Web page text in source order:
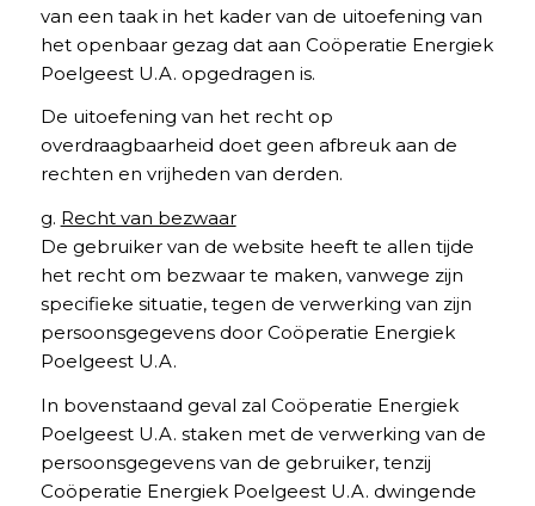
van een taak in het kader van de uitoefening van
het openbaar gezag dat aan Coöperatie Energiek
Poelgeest U.A. opgedragen is.
De uitoefening van het recht op
overdraagbaarheid doet geen afbreuk aan de
rechten en vrijheden van derden.
g. Recht van bezwaar
De gebruiker van de website heeft te allen tijde
het recht om bezwaar te maken, vanwege zijn
specifieke situatie, tegen de verwerking van zijn
persoonsgegevens door Coöperatie Energiek
Poelgeest U.A.
In bovenstaand geval zal Coöperatie Energiek
Poelgeest U.A. staken met de verwerking van de
persoonsgegevens van de gebruiker, tenzij
Coöperatie Energiek Poelgeest U.A. dwingende